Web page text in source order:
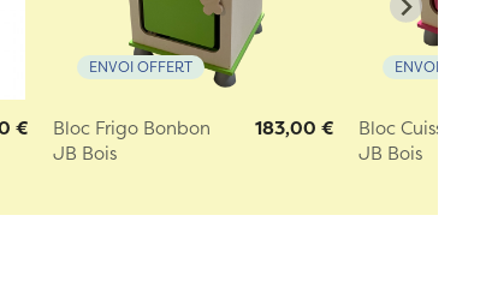
€
ENVOI OFFERT
Bloc Frigo Bonbon
JB Bois
183,00 €
ENVOI
Bloc Cuisson
JB Bois